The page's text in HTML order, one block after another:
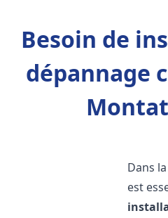
Besoin de
dépannage
Dans
est